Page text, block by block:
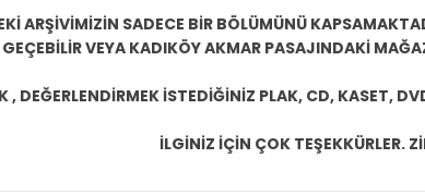
ARŞİVİMİZİN SADECE BİR BÖLÜMÜNÜ
GEÇEBİLİR VEYA KADIKÖY AKMAR PASAJINDAKİ
, DEĞERLENDİRMEK İSTEDİĞİNİZ PLAK, CD, KASET,
İLGİNİZ İÇİN ÇOK TEŞEKKÜRLER.